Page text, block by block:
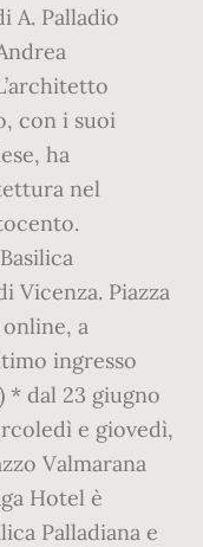
A. Palladio
con i suoi
ha
nel
Vicenza. Piazza
a
ingresso
* dal 23 giugno
e giovedì,
Valmarana
Hotel è
Palladiana e